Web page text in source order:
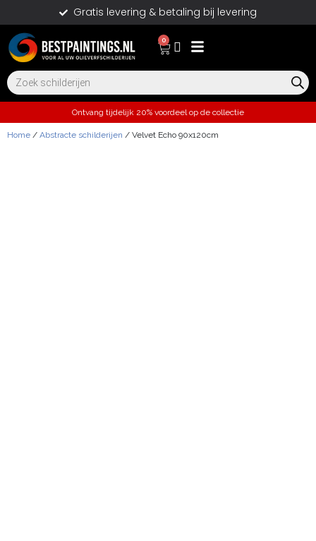
Gratis levering & betaling bij levering
0
Ontvang tijdelijk 20% voordeel op de collectie
Home / Abstracte schilderijen / Velvet Echo 90x120cm